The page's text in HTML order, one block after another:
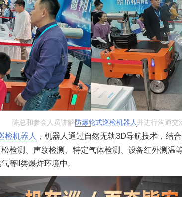
陈总和参会人员讲解防爆轮式巡检机器人 并进行沟通交
检机器人 ，机器人通过自然无轨3D导航技术，结
检测、声纹检测、特定气体检测、设备红外测温
等II类爆炸环境中。